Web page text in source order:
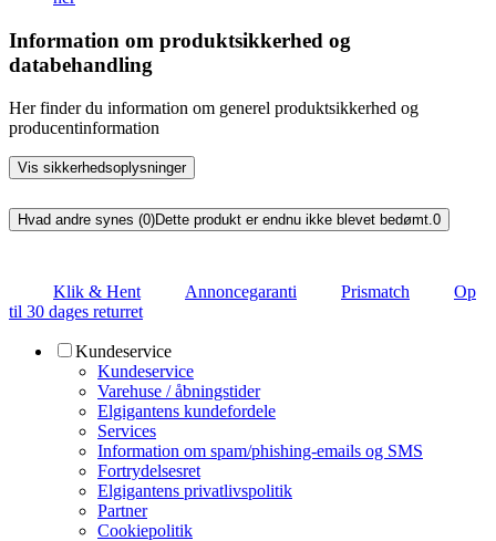
Information om produktsikkerhed og
databehandling
Her finder du information om generel produktsikkerhed og
producentinformation
Vis sikkerhedsoplysninger
Hvad andre synes (0)Dette produkt er endnu ikke blevet bedømt. 0
Klik & Hent Annoncegaranti Prismatch
Op
til 30 dages returret
Kundeservice
Kundeservice
Varehuse / åbningstider
Elgigantens kundefordele
Services
Information om spam/phishing-emails og SMS
Fortrydelsesret
Elgigantens privatlivspolitik
Partner
Cookiepolitik